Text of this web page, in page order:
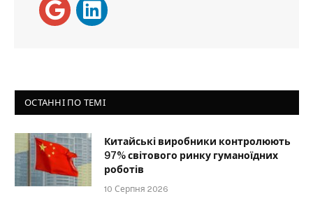
ОСТАННІ ПО ТЕМІ
Китайські виробники контролюють
97% світового ринку гуманоїдних
роботів
10 Серпня 2026